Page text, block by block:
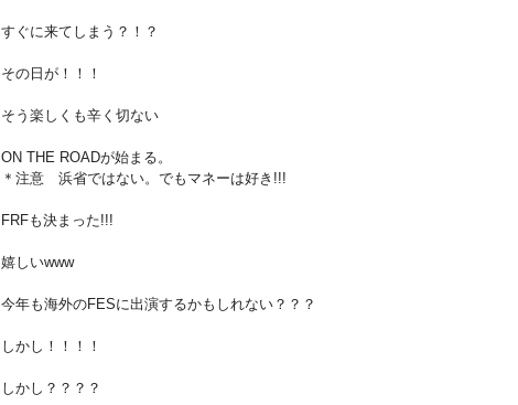
すぐに来てしまう？！？
その日が！！！
そう楽しくも辛く切ない
ON THE ROADが始まる。
＊注意 浜省ではない。でもマネーは好き!!!
FRFも決まった!!!
嬉しいwww
今年も海外のFESに出演するかもしれない？？？
しかし！！！！
しかし？？？？